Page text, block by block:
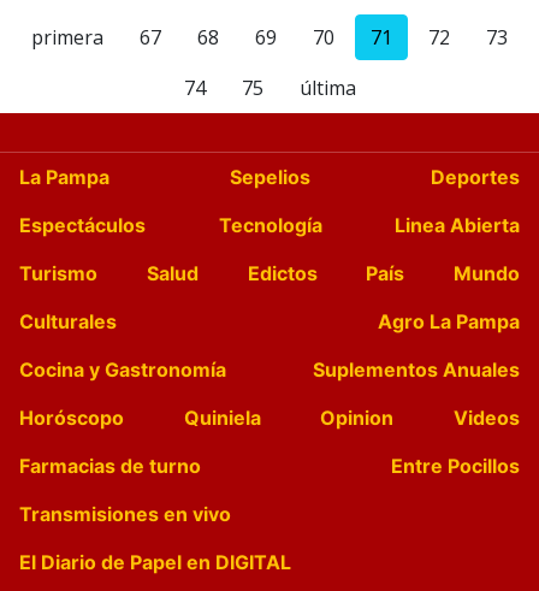
primera 67 68 69 70 71 72
73
74
75 última
La Pampa Sepelios
Deportes
Espectáculos
Tecnología
Linea Abierta
Turismo
Salud Edictos País
Mundo
Culturales
Agro La Pampa
Cocina y Gastronomía
Suplementos Anuales
Horóscopo
Quiniela Opinion
Videos
Farmacias de turno
Entre Pocillos
Transmisiones en vivo
El Diario de Papel en DIGITAL